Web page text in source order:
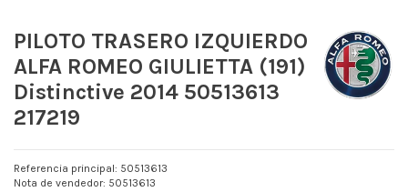
PILOTO TRASERO IZQUIERDO
ALFA ROMEO GIULIETTA (191)
Distinctive 2014 50513613
217219
Referencia principal: 50513613
Nota de vendedor: 50513613